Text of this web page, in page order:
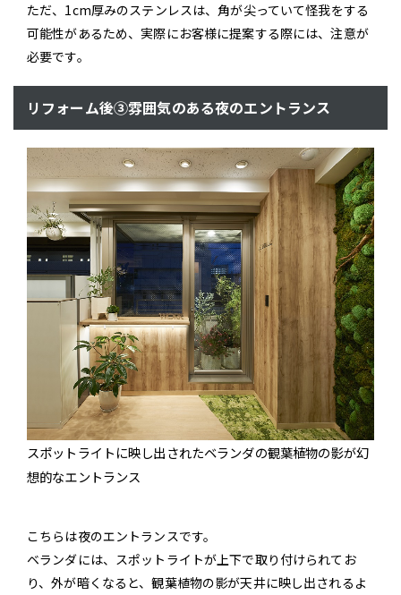
ただ、1cm厚みのステンレスは、角が尖っていて怪我をする
可能性があるため、実際にお客様に提案する際には、注意が
必要です。
リフォーム後③雰囲気のある夜のエントランス
スポットライトに映し出されたベランダの観葉植物の影が幻
想的なエントランス
こちらは夜のエントランスです。
ベランダには、スポットライトが上下で取り付けられてお
り、外が暗くなると、観葉植物の影が天井に映し出されるよ